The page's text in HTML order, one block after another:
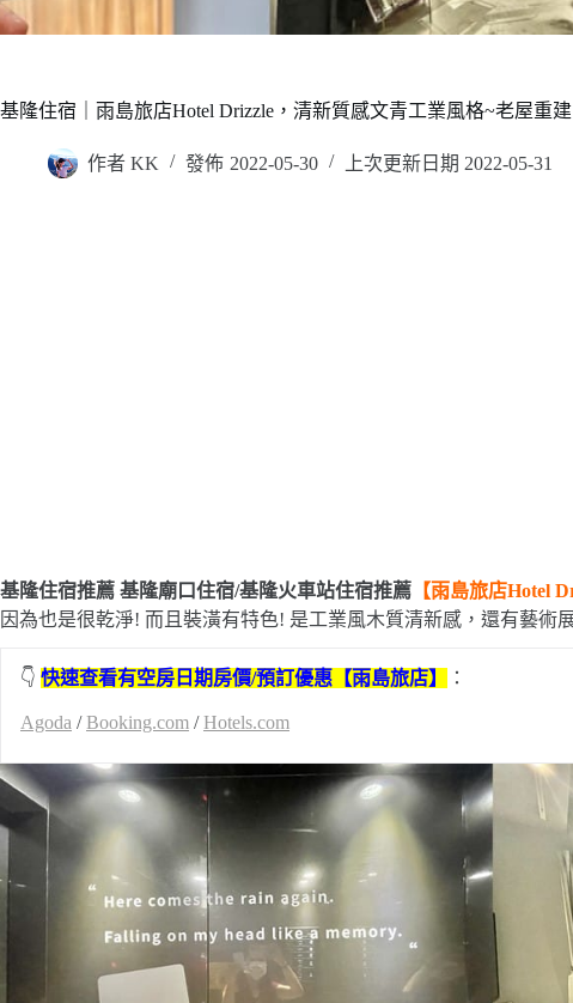
基隆住宿｜雨島旅店Hotel Drizzle，清新質感文青工業風格~老屋重
作者 KK 發佈 2022-05-30 上次更新日期 2022-05-31
基隆住宿推薦 基隆廟口住宿/基隆火車站住宿推薦 【雨島旅店Hotel
因為也是很乾淨! 而且裝潢有特色! 是工業風木質清新感，還有藝術
👇 快速查看有空房日期房價/預訂優惠 【雨島旅店】 ：
Agoda /Booking.com /Hotels.com